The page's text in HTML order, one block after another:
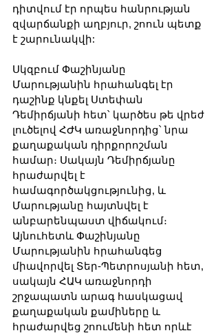
դիտվում էր որպես հանրության
զվարճանքի աղբյուր, շոուն պետք
է շարունակվի:
Սկզբում Փաշինյանը
Մարությանին հրահանգել էր
դաշինք կնքել Ստեփան
Դեմիրճյանի հետ՝ կարծես թե վրեժ
լուծելով ՀԺԿ առաջնորդից՝ նրա
քաղաքական դիրքորոշման
համար։ Սակայն Դեմիրճյանը
հրաժարվել է
համագործակցությունից, և
Մարությանը հայտնվել է
անբարենպաստ վիճակում։
Այնուհետև Փաշինյանը
Մարությանին հրահանգեց
միավորվել Տեր-Պետրոսյանի հետ,
սակայն ՀԱԿ առաջնորդի
շրջապատն արագ հասկացավ
քաղաքական քամիները և
հրաժարվեց շոումենի հետ որևէ